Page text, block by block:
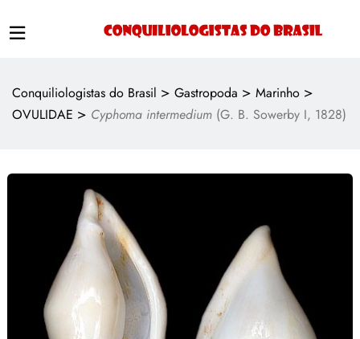
Conquiliologistas do Brasil > Gastropoda > Marinho >
OVULIDAE > Cyphoma intermedium (G. B. Sowerby I, 1828)